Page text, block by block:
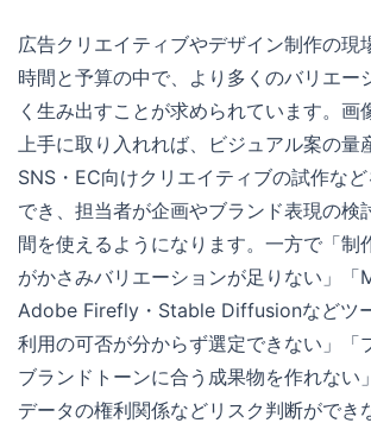
広告クリエイティブやデザイン制作の現
時間と予算の中で、より多くのバリエー
く生み出すことが求められています。画
上手に取り入れれば、ビジュアル案の量
SNS・EC向けクリエイティブの試作な
でき、担当者が企画やブランド表現の検
間を使えるようになります。一方で「制
がかさみバリエーションが足りない」「
Adobe Firefly・Stable Diffusionなどツ
利用の可否が分からず選定できない」「
ブランドトーンに合う成果物を作れない
データの権利関係などリスク判断ができ